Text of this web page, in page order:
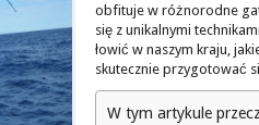
obfituje w różnorodne
się z unikalnymi
łowić w naszym kraju,
skutecznie przygotować
W tym artykule